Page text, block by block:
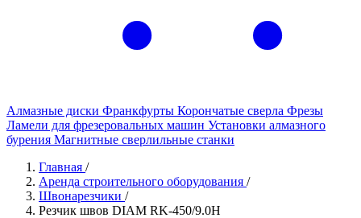
Алмазные диски Франкфурты Корончатые сверла Фрезы
Ламели для фрезеровальных машин Установки алмазного
бурения Магнитные сверлильные станки
Главная /
Аренда строительного оборудования /
Швонарезчики /
Резчик швов DIAM RK-450/9.0H